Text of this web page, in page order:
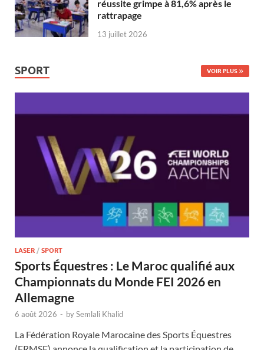
réussite grimpe à 81,6% après le
rattrapage
13 juillet 2026
SPORT VOIR PLUS
LASER / SPORT
Sports Équestres : Le Maroc qualifié aux
Championnats du Monde FEI 2026 en
Allemagne
6 août 2026 - bySemlali Khalid
La Fédération Royale Marocaine des Sports Équestres